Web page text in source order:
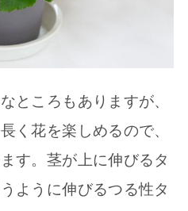
ところもありますが、
く花を楽しめるので、
す。茎が上に伸びるタ
ように伸びるつる性タ